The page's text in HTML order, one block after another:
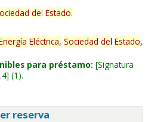
del Estado.
Eléctrica, Sociedad del Estado,
para préstamo: Signatura
(1).
reserva